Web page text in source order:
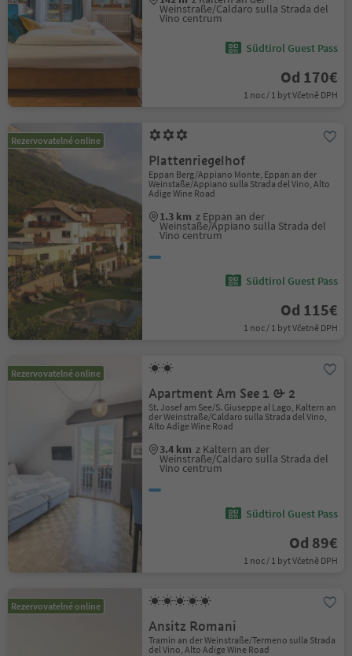
Weinstraße/Caldaro sulla Strada del
Vino centrum
Südtirol Guest Pass
Od 170€
1 noc / 1 byt Včetně DPH
Rezervovatelné online
Plattenriegelhof
Eppan Berg/Appiano Monte, Eppan an der
Weinstaße/Appiano sulla Strada del Vino, Alto
Adige Wine Road
1.3 km z Eppan an der
Weinstaße/Appiano sulla Strada del
Vino centrum
Südtirol Guest Pass
Od 115€
1 noc / 1 byt Včetně DPH
Rezervovatelné online
Apartment Am See 1 & 2
St. Josef am See/S. Giuseppe al Lago, Kaltern an
der Weinstraße/Caldaro sulla Strada del Vino,
Alto Adige Wine Road
3.4 km z Kaltern an der
Weinstraße/Caldaro sulla Strada del
Vino centrum
Südtirol Guest Pass
Od 89€
1 noc / 1 byt Včetně DPH
Rezervovatelné online
Ansitz Romani
Tramin an der Weinstraße/Termeno sulla Strada
del Vino, Alto Adige Wine Road